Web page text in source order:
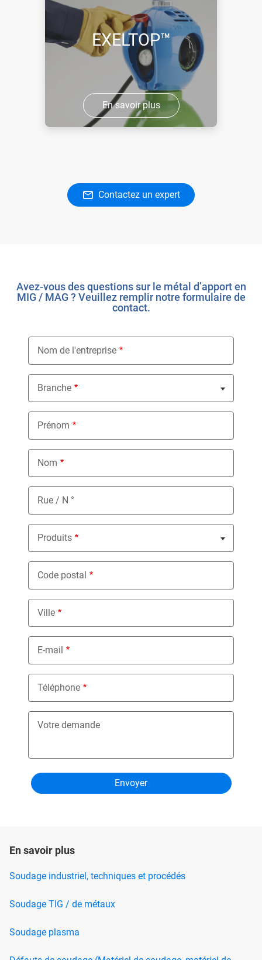
EXELTOP™
En savoir plus
Contactez un expert
Avez-vous des questions sur le métal d’apport en
MIG / MAG ? Veuillez remplir notre formulaire de
contact.
Nom de l'entreprise
Branche
Nothing selected
Prénom
Nom
Rue / N °
Produits
Nothing selected
Code postal
Ville
E-mail
Téléphone
Votre demande
En savoir plus
Soudage industriel, techniques et procédés
Soudage TIG / de métaux
Soudage plasma